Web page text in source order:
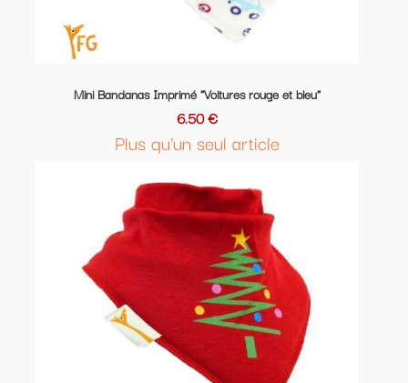
Mini Bandanas Imprimé "Voitures rouge et bleu"
6.50 €
Plus qu'un seul article